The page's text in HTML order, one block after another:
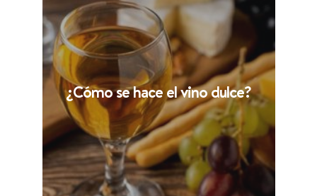
¿Cómo se hace el vino dulce?